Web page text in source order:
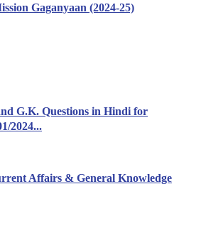
Gaganyaan (2024-25)
G.K. Questions in Hindi for
2024...
Affairs & General Knowledge